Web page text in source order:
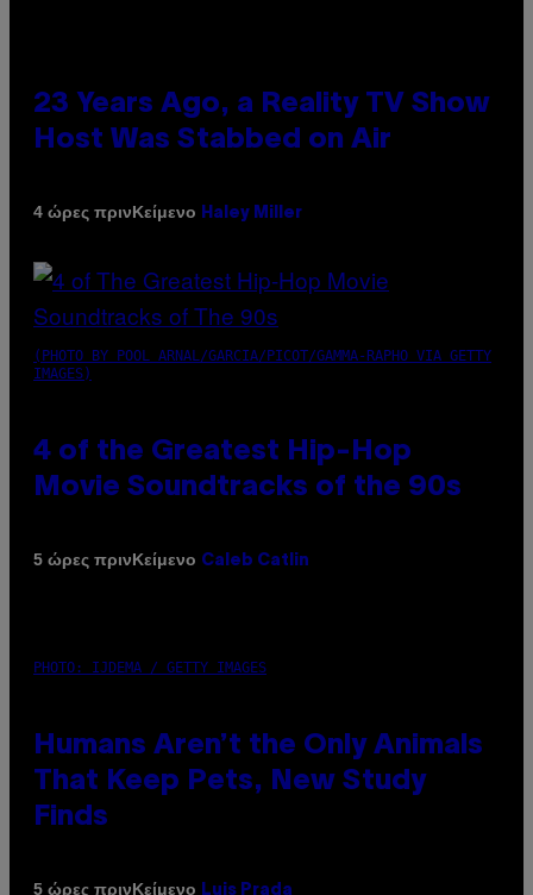
23 Years Ago, a Reality TV Show
Host Was Stabbed on Air
4 ώρες πρινΚείμενο Haley Miller
(PHOTO BY POOL ARNAL/GARCIA/PICOT/GAMMA-RAPHO VIA GETTY
IMAGES)
4 of the Greatest Hip-Hop
Movie Soundtracks of the 90s
5 ώρες πρινΚείμενο Caleb Catlin
PHOTO: IJDEMA / GETTY IMAGES
Humans Aren’t the Only Animals
That Keep Pets, New Study
Finds
5 ώρες πρινΚείμενο Luis Prada